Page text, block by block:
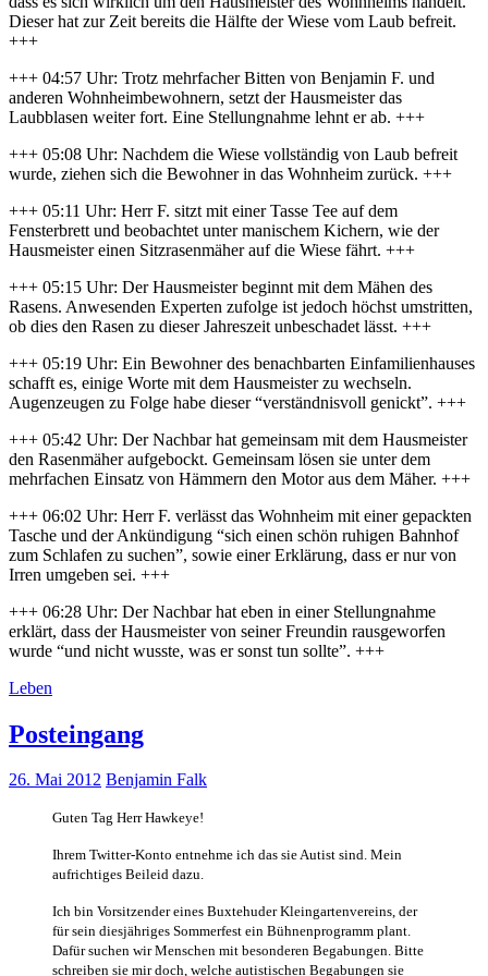
Dieser hat zur Zeit bereits die Hälfte der Wiese vom Laub befreit.
+++
+++ 04:57 Uhr: Trotz mehrfacher Bitten von Benjamin F. und
anderen Wohnheimbewohnern, setzt der Hausmeister das
Laubblasen weiter fort. Eine Stellungnahme lehnt er ab. +++
+++ 05:08 Uhr: Nachdem die Wiese vollständig von Laub befreit
wurde, ziehen sich die Bewohner in das Wohnheim zurück. +++
+++ 05:11 Uhr: Herr F. sitzt mit einer Tasse Tee auf dem
Fensterbrett und beobachtet unter manischem Kichern, wie der
Hausmeister einen Sitzrasenmäher auf die Wiese fährt. +++
+++ 05:15 Uhr: Der Hausmeister beginnt mit dem Mähen des
Rasens. Anwesenden Experten zufolge ist jedoch höchst umstritten,
ob dies den Rasen zu dieser Jahreszeit unbeschadet lässt. +++
+++ 05:19 Uhr: Ein Bewohner des benachbarten Einfamilienhauses
schafft es, einige Worte mit dem Hausmeister zu wechseln.
Augenzeugen zu Folge habe dieser “verständnisvoll genickt”. +++
+++ 05:42 Uhr: Der Nachbar hat gemeinsam mit dem Hausmeister
den Rasenmäher aufgebockt. Gemeinsam lösen sie unter dem
mehrfachen Einsatz von Hämmern den Motor aus dem Mäher. +++
+++ 06:02 Uhr: Herr F. verlässt das Wohnheim mit einer gepackten
Tasche und der Ankündigung “sich einen schön ruhigen Bahnhof
zum Schlafen zu suchen”, sowie einer Erklärung, dass er nur von
Irren umgeben sei. +++
+++ 06:28 Uhr: Der Nachbar hat eben in einer Stellungnahme
erklärt, dass der Hausmeister von seiner Freundin rausgeworfen
wurde “und nicht wusste, was er sonst tun sollte”. +++
Leben
Posteingang
26. Mai 2012 Benjamin Falk
Guten Tag Herr Hawkeye!
Ihrem Twitter-Konto entnehme ich das sie Autist sind. Mein
aufrichtiges Beileid dazu.
Ich bin Vorsitzender eines Buxtehuder Kleingartenvereins, der
für sein diesjähriges Sommerfest ein Bühnenprogramm plant.
Dafür suchen wir Menschen mit besonderen Begabungen. Bitte
schreiben sie mir doch, welche autistischen Begabungen sie